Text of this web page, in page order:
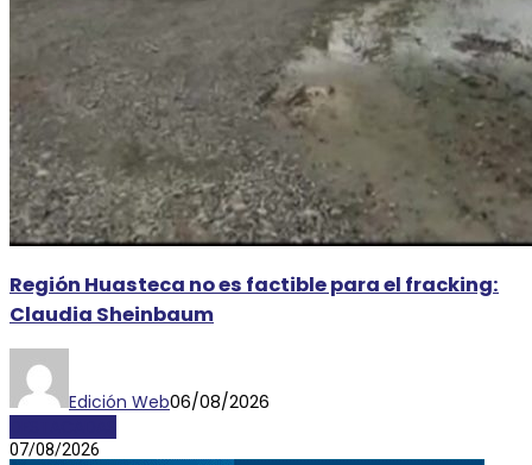
Región Huasteca no es factible para el fracking:
Claudia Sheinbaum
Edición Web06/08/2026
07/08/2026